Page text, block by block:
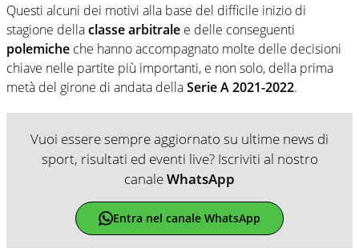
Questi alcuni dei motivi alla base del difficile inizio di
stagione dellaclasse arbitrale e delle conseguenti
polemiche che hanno accompagnato molte delle decisioni
chiave nelle partite più importanti, e non solo, della prima
metà del girone di andata dellaSerie A 2021-2022.
Vuoi essere sempre aggiornato su ultime news di
sport, risultati ed eventi live? Iscriviti al nostro
canaleWhatsApp
Entra nel canale WhatsApp